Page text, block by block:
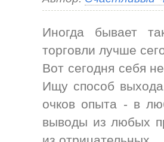
Иногда бывает
торговли лучше
Вот сегодня себя
Ищу способ
очков опыта - в
выводы из любых